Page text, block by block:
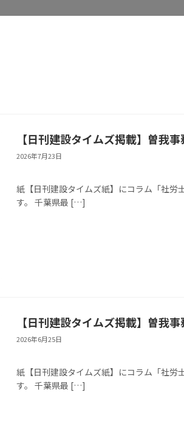
【日刊建設タイムズ掲載】曽
2026年7月23日
※本記事は、
紙【日刊建設タイムズ紙】にコラム「社
す。 千葉県最 […]
【日刊建設タイムズ掲載】曽
2026年6月25日
※本記事は、
紙【日刊建設タイムズ紙】にコラム「社
す。 千葉県最 […]